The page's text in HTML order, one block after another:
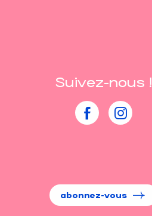
Suivez-nous !
abonnez-vous